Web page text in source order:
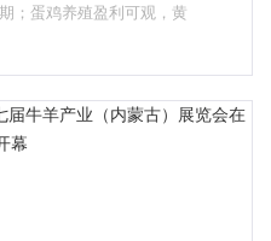
；蛋鸡养殖盈利可观，黄